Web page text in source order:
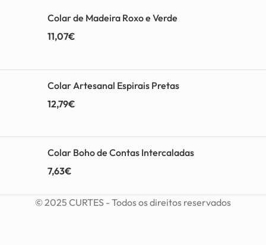
Colar de Madeira Roxo e Verde
11,07€
Colar Artesanal Espirais Pretas
12,79€
Colar Boho de Contas Intercaladas
7,63€
© 2025 CURTES - Todos os direitos reservados